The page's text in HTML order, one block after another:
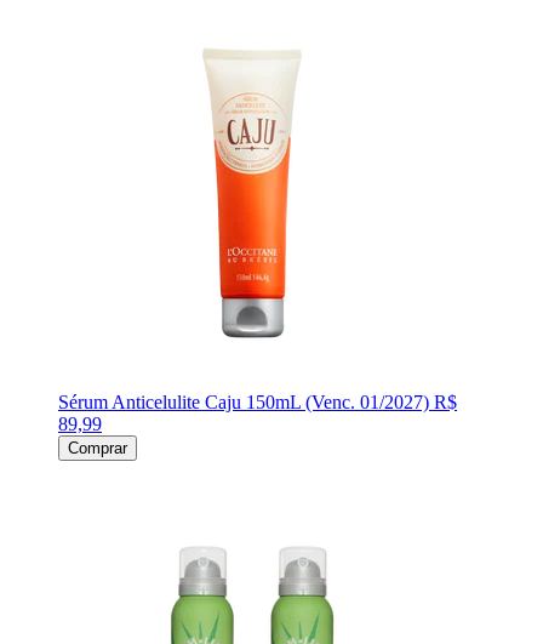
Sérum Anticelulite Caju 150mL (Venc. 01/2027) R$
89,99
Comprar